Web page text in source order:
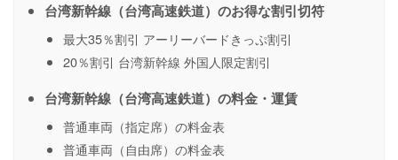
台湾新幹線（台湾高速鉄道）のお得な割引切符
最大35％割引 アーリーバードきっぷ割引
20％割引 台湾新幹線 外国人限定割引
台湾新幹線（台湾高速鉄道）の料金・運賃
普通車両（指定席）の料金表
普通車両（自由席）の料金表